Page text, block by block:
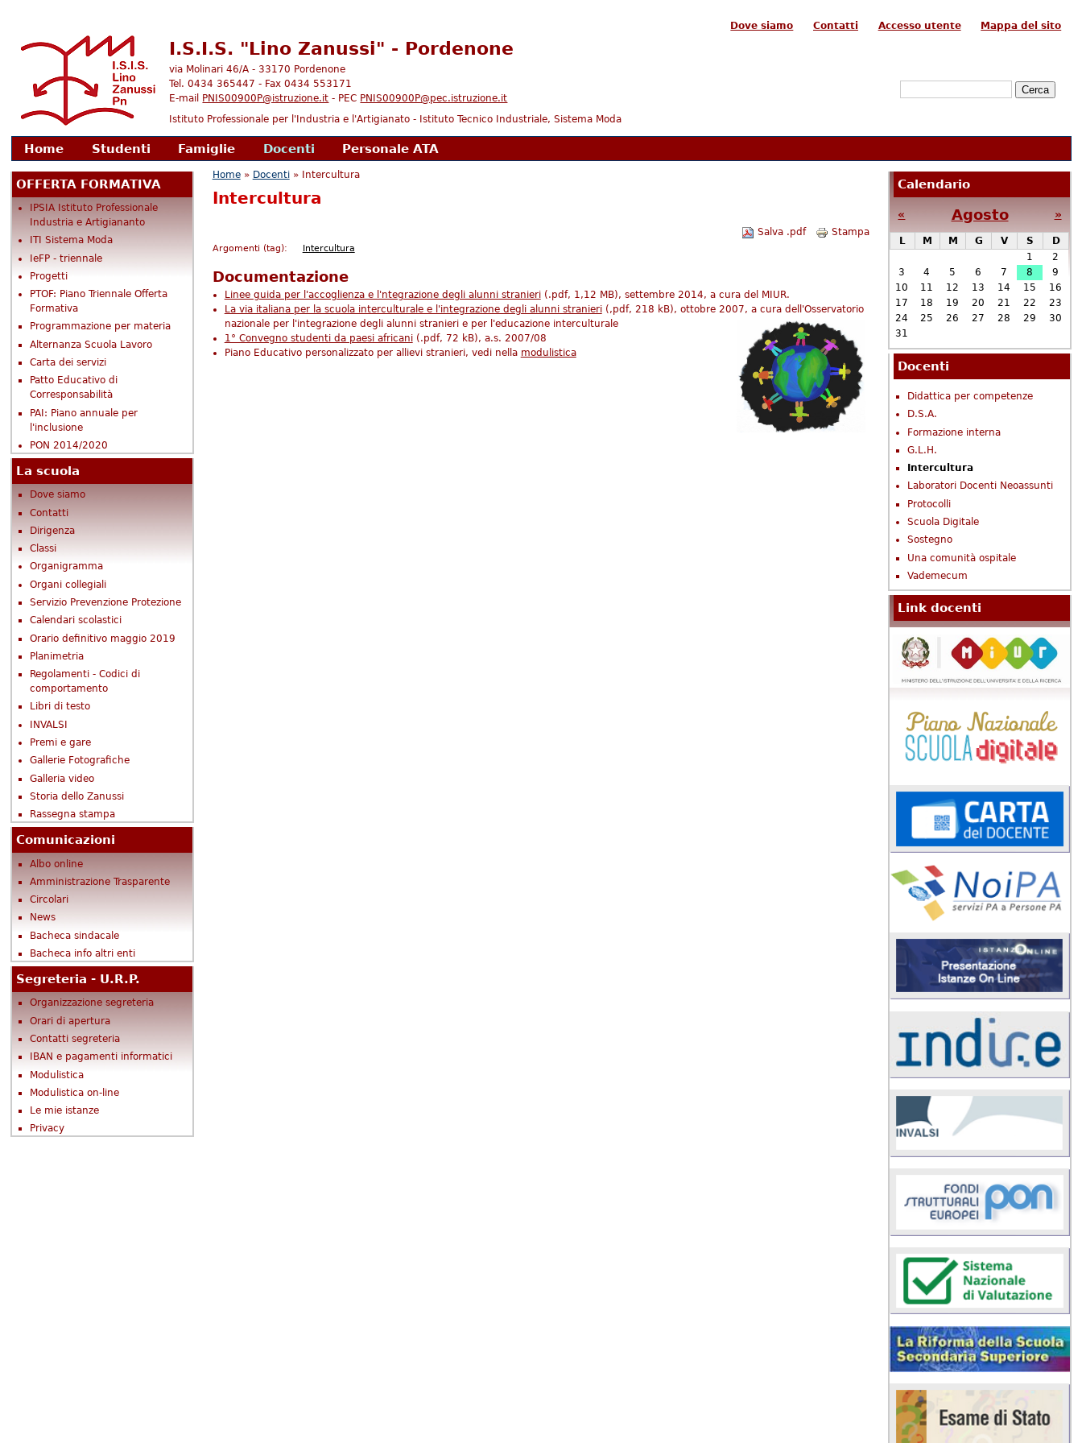
Mappa del sito
Accesso utente
Contatti
Dove siamo
I.S.I.S. "Lino Zanussi" - Pordenone
via Molinari 46/A - 33170 Pordenone
Tel. 0434 365447 - Fax 0434 553171
E-mail
PNIS00900P@istruzione.it - PEC PNIS00900P@pec.istruzione.it
Istituto Professionale per l'Industria e l'Artigianato - Istituto Tecnico Industriale, Sistema Moda
principale
Home Studenti Famiglie Docenti Personale ATA
Tu sei qui
Home» Docenti» Intercultura
Intercultura
Stampa
Salva .pdf
Argomenti (tag): Intercultura
Documentazione
Linee guida per l'accoglienza e l'ntegrazione degli alunni stranieri(.pdf, 1,12 MB), settembre 2014, a cura del MIUR.
La via italiana per la scuola interculturale e l'integrazione degli alunni stranieri(,pdf, 218 kB), ottobre 2007, a cura dell'Osservatorio
nazionale per l'integrazione degli alunni stranieri e per l'educazione interculturale
1° Convegno studenti da paesi africani(.pdf, 72 kB), a.s. 2007/08
Piano Educativo personalizzato per allievi stranieri, vedi nella modulistica
OFFERTA FORMATIVA
IPSIA Istituto Professionale
Industria e Artigiananto
ITI Sistema Moda
IeFP - triennale
Progetti
PTOF: Piano Triennale Offerta
Formativa
Programmazione per materia
Alternanza Scuola Lavoro
Carta dei servizi
Patto Educativo di
Corresponsabilità
PAI: Piano annuale per
l'inclusione
PON 2014/2020
La scuola
Dove siamo
Contatti
Dirigenza
Classi
Organigramma
Organi collegiali
Servizio Prevenzione Protezione
Calendari scolastici
Orario definitivo maggio 2019
Planimetria
Regolamenti - Codici di
comportamento
Libri di testo
INVALSI
Premi e gare
Gallerie Fotografiche
Galleria video
Storia dello Zanussi
Rassegna stampa
Comunicazioni
Albo online
Amministrazione Trasparente
Circolari
News
Bacheca sindacale
Bacheca info altri enti
Segreteria - U.R.P.
Organizzazione segreteria
Orari di apertura
Contatti segreteria
IBAN e pagamenti informatici
Modulistica
Modulistica on-line
Le mie istanze
Privacy
Calendario
Agosto
« »
L M M G V S
D
1
2
3
4 5 6 7 8
9
10
11 12 13 14 15
16
17
18 19 20 21 22
23
24
25 26 27 28 29
30
31
Docenti
Didattica per competenze
D.S.A.
Formazione interna
G.L.H.
Intercultura
Laboratori Docenti Neoassunti
Protocolli
Scuola Digitale
Sostegno
Una comunità ospitale
Vademecum
Link docenti